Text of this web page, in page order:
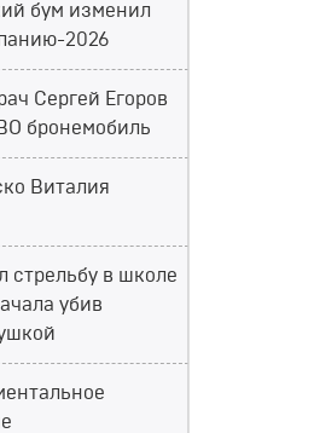
бум изменил
2026
Сергей Егоров
бронемобиль
Виталия
стрельбу в школе
убив